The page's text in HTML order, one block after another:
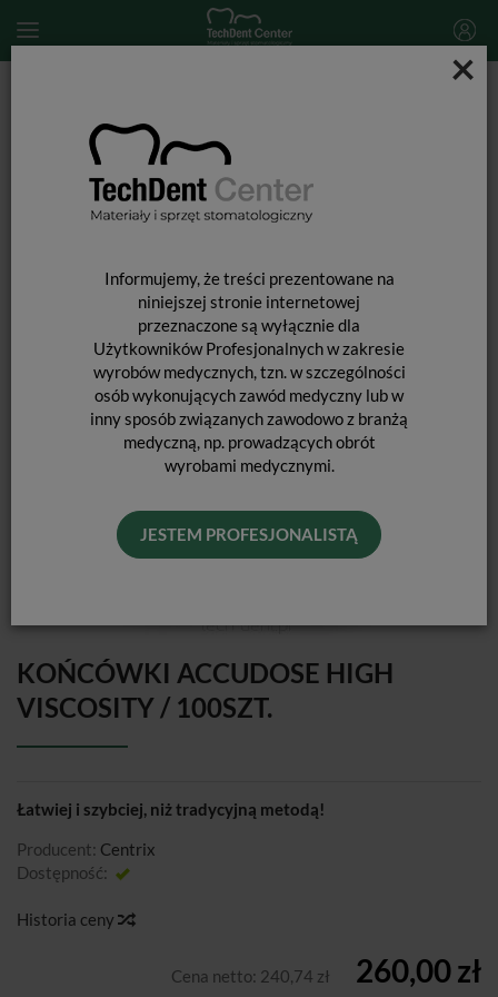
×
Informujemy, że treści prezentowane na
niniejszej stronie internetowej
przeznaczone są wyłącznie dla
Użytkowników Profesjonalnych w zakresie
wyrobów medycznych, tzn. w szczególności
osób wykonujących zawód medyczny lub w
inny sposób związanych zawodowo z branżą
medyczną, np. prowadzących obrót
wyrobami medycznymi.
JESTEM PROFESJONALISTĄ
Końcówki AccuDose High Viscosity / 100szt.
KOŃCÓWKI ACCUDOSE HIGH
VISCOSITY / 100SZT.
Łatwiej i szybciej, niż tradycyjną metodą!
Producent: Centrix
Dostępność:
Historia ceny
Cena netto: 240,74 zł 260,00 zł